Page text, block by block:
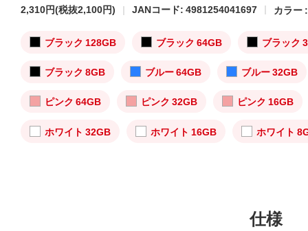
2,310円(税抜2,100円) JANコード: 4981254041697 カラー :
ブラック 128GB ブラック 64GB ブラック
ブラック 8GB ブルー 64GB ブルー 32GB
ピンク 64GB ピンク 32GB ピンク 16GB
ホワイト 32GB ホワイト 16GB ホワイト
仕様